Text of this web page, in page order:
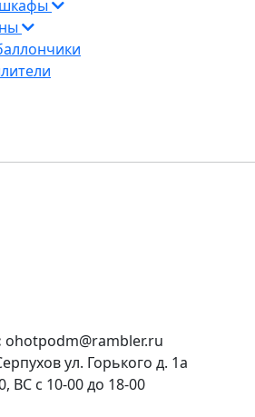
ВС с 10-00 до 18-00
ohotpodm@rambler.ru
ул. Горького д. 1а